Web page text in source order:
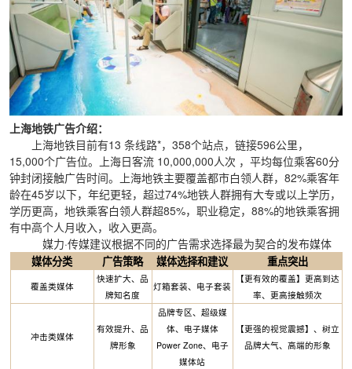
上海地铁广告介绍：
上海地铁目前有13 条线路*，358个站点，链接596公里，
15,000个广告位。上海日客流 10,000,000人次 ，平均每位乘客60分
钟封闭接触广告时间。上海地铁主要覆盖都市白领人群，82%乘客年
龄在45岁以下，年纪更轻，超过74%地铁人群拥有大专或以上学历，
学历更高，地铁乘客白领人群超85%，职业稳定，88%的地铁乘客拥
有中高个人月收入，收入更高。
媒力·传媒建议根据不同的广告需求选择最为契合的发布媒体
媒体分类 广告策略 媒体选择和建议 重点突出
覆盖类媒体
快速扩大、品
牌知名度
灯箱套装、电子套装
【更有效的覆盖】更高到达
率、更高接触频次
冲击类媒体
有效提升、品
牌形象
品牌专区、超级媒
体、电子媒体
Power Zone、电子
媒体站
【更强的视觉震撼】、树立
品牌大气、高端的形象